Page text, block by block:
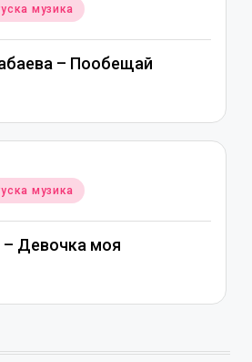
музика
– Пообещай
музика
– Девочка моя